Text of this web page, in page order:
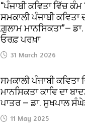
“ਪੰਜਾਬੀ ਕਵਿਤਾ ਵਿੱਚ ਕੰਮ
ਸਮਕਾਲੀ ਪੰਜਾਬੀ ਕਵਿਤਾ
ਗ਼ੁਲਾਮ ਮਾਨਸਿਕਤਾ”—
ਓਰਫ਼ ਪਰਖ਼ਾ
31 March 2026
ਸਮਕਾਲੀ ਪੰਜਾਬੀ ਕਵਿਤਾ
ਮਾਨਸਿਕਤਾ ਕਾਵਿ ਦਾ
ਪਾਤਰ — ਡਾ. ਸੁਖਪਾਲ
11 May 2025